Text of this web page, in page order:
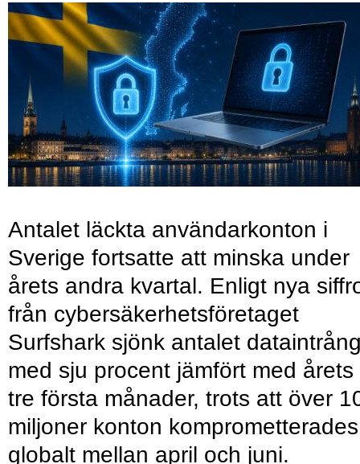
Antalet läckta användarkonton i
Sverige fortsatte att minska under
årets andra kvartal. Enligt nya
från cybersäkerhetsföretaget
Surfshark sjönk antalet
med sju procent jämfört med årets
tre första månader, trots att över
miljoner konton komprometterades
globalt mellan april och juni.